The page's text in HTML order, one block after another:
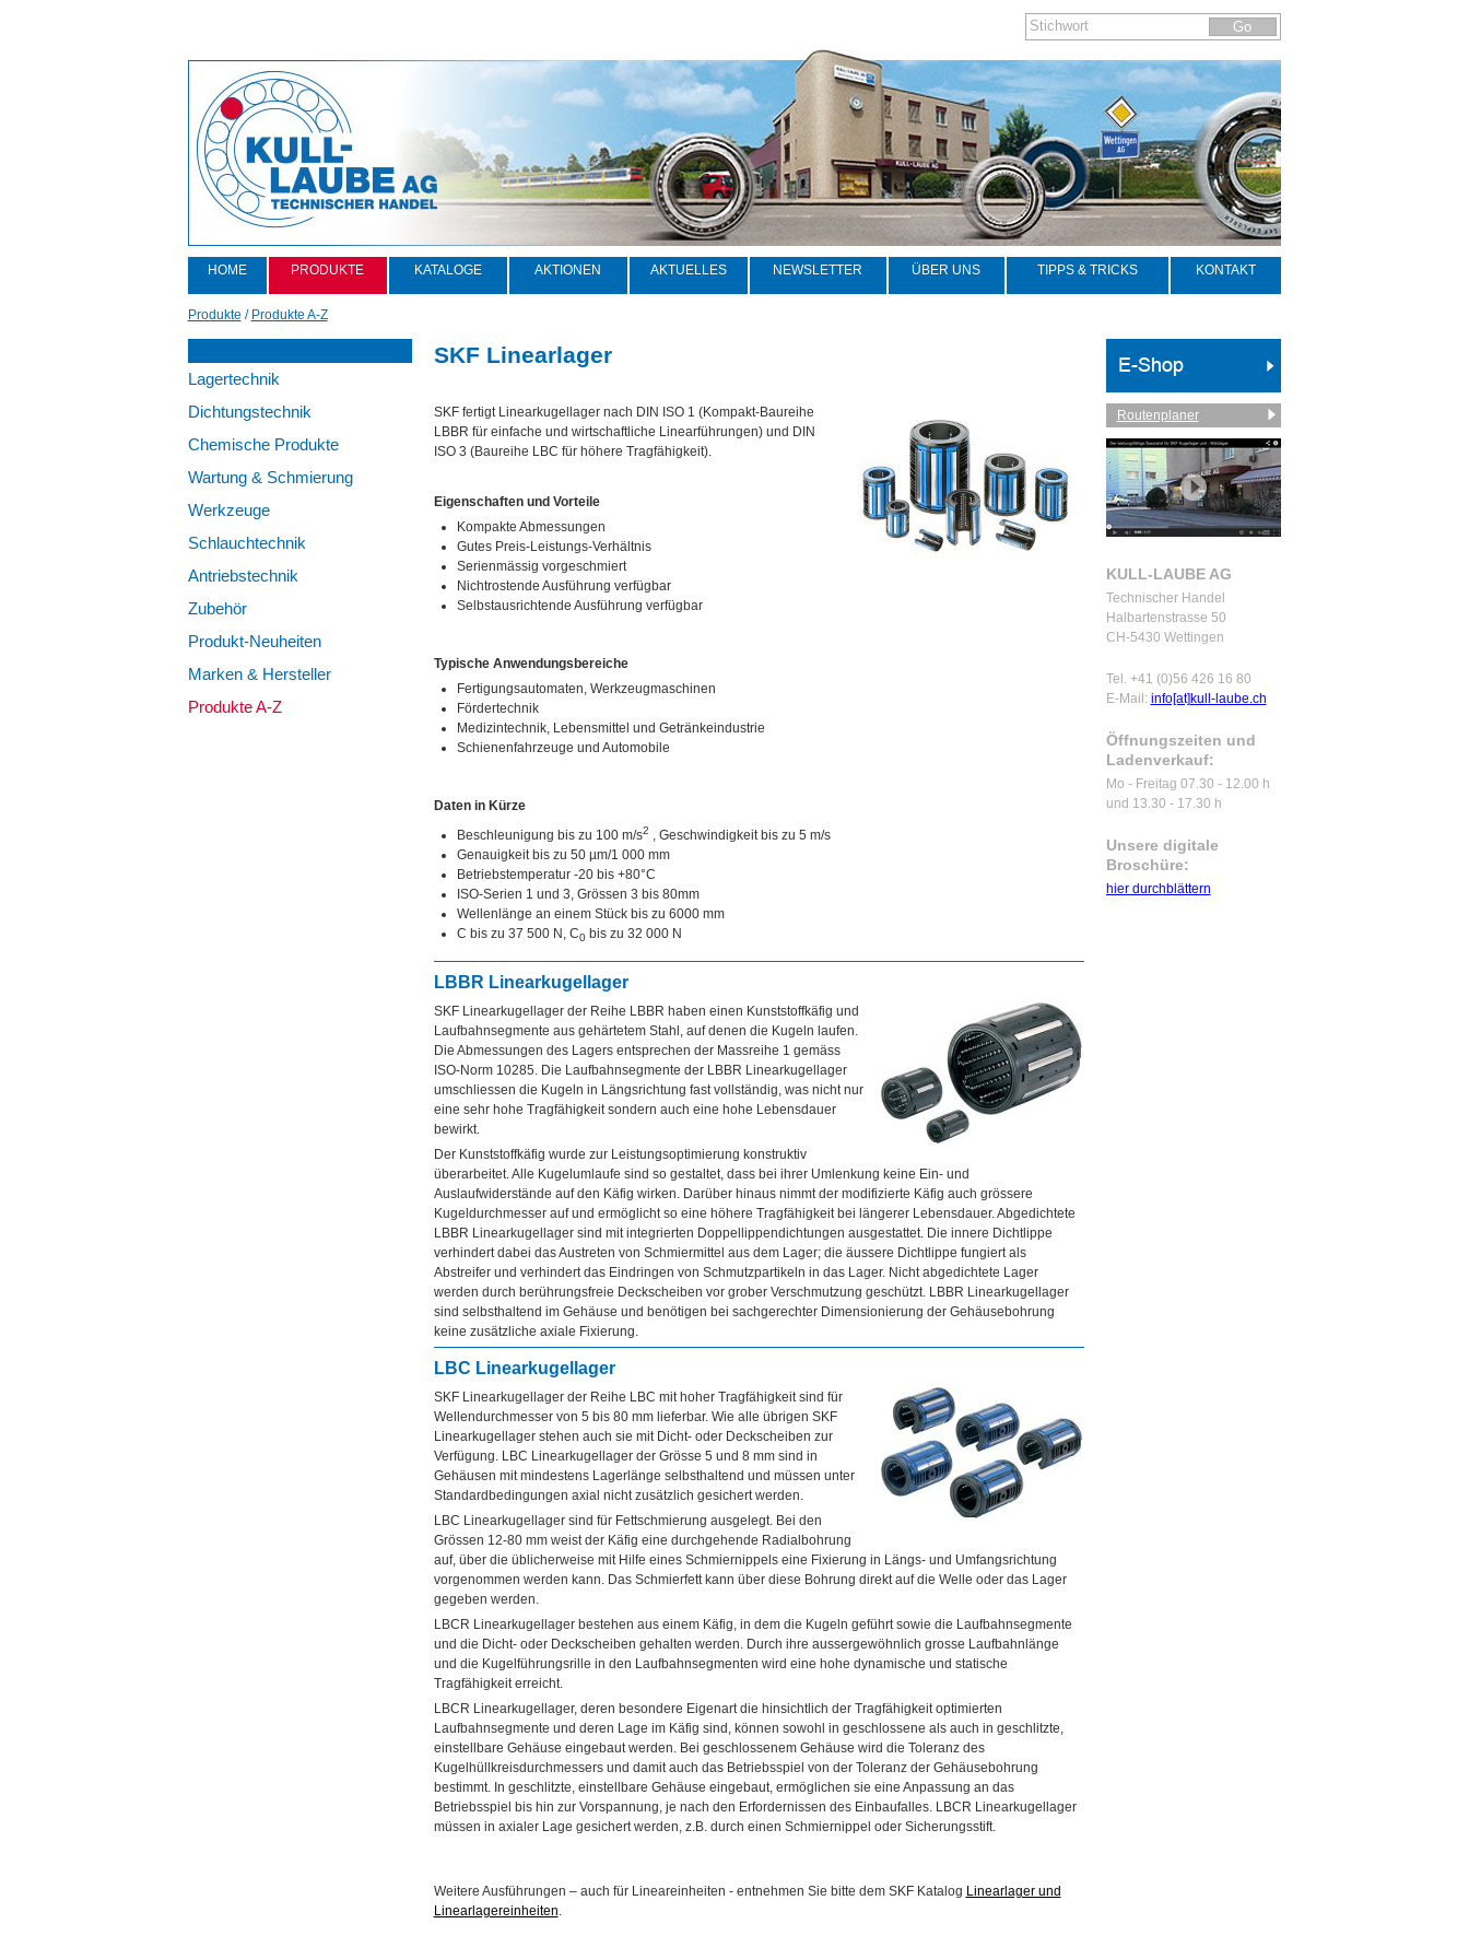
HOME PRODUKTE KATALOGE AKTIONEN AKTUELLES NEWSLETTER ÜBER UNS TIPPS & TRICKS KONTAKT
Produkte / Produkte A-Z
Lagertechnik
Dichtungstechnik
Chemische Produkte
Wartung & Schmierung
Werkzeuge
Schlauchtechnik
Antriebstechnik
Zubehör
Produkt-Neuheiten
Marken & Hersteller
Produkte A-Z
Routenplaner
KULL-LAUBE AG
Technischer Handel
Halbartenstrasse 50
CH-5430 Wettingen
Tel. +41 (0)56 426 16 80
E-Mail: info[at]kull-laube.ch
Öffnungszeiten und
Ladenverkauf:
Mo - Freitag 07.30 - 12.00 h
und 13.30 - 17.30 h
Unsere digitale
Broschüre:
hier durchblättern
SKF Linearlager
SKF fertigt Linearkugellager nach DIN ISO 1 (Kompakt-Baureihe
LBBR für einfache und wirtschaftliche Linearführungen) und DIN
ISO 3 (Baureihe LBC für höhere Tragfähigkeit).
Eigenschaften und Vorteile
Kompakte Abmessungen
Gutes Preis-Leistungs-Verhältnis
Serienmässig vorgeschmiert
Nichtrostende Ausführung verfügbar
Selbstausrichtende Ausführung verfügbar
Typische Anwendungsbereiche
Fertigungsautomaten, Werkzeugmaschinen
Fördertechnik
Medizintechnik, Lebensmittel und Getränkeindustrie
Schienenfahrzeuge und Automobile
Daten in Kürze
Beschleunigung bis zu 100 m/s2 , Geschwindigkeit bis zu 5 m/s
Genauigkeit bis zu 50 µm/1 000 mm
Betriebstemperatur -20 bis +80°C
ISO-Serien 1 und 3, Grössen 3 bis 80mm
Wellenlänge an einem Stück bis zu 6000 mm
C bis zu 37 500 N, C0 bis zu 32 000 N
LBBR Linearkugellager
SKF Linearkugellager der Reihe LBBR haben einen Kunststoffkäfig und
Laufbahnsegmente aus gehärtetem Stahl, auf denen die Kugeln laufen.
Die Abmessungen des Lagers entsprechen der Massreihe 1 gemäss
ISO-Norm 10285. Die Laufbahnsegmente der LBBR Linearkugellager
umschliessen die Kugeln in Längsrichtung fast vollständig, was nicht nur
eine sehr hohe Tragfähigkeit sondern auch eine hohe Lebensdauer
bewirkt.
Der Kunststoffkäfig wurde zur Leistungsoptimierung konstruktiv
überarbeitet. Alle Kugelumlaufe sind so gestaltet, dass bei ihrer Umlenkung keine Ein- und
Auslaufwiderstände auf den Käfig wirken. Darüber hinaus nimmt der modifizierte Käfig auch grössere
Kugeldurchmesser auf und ermöglicht so eine höhere Tragfähigkeit bei längerer Lebensdauer. Abgedichtete
LBBR Linearkugellager sind mit integrierten Doppellippendichtungen ausgestattet. Die innere Dichtlippe
verhindert dabei das Austreten von Schmiermittel aus dem Lager; die äussere Dichtlippe fungiert als
Abstreifer und verhindert das Eindringen von Schmutzpartikeln in das Lager. Nicht abgedichtete Lager
werden durch berührungsfreie Deckscheiben vor grober Verschmutzung geschützt. LBBR Linearkugellager
sind selbsthaltend im Gehäuse und benötigen bei sachgerechter Dimensionierung der Gehäusebohrung
keine zusätzliche axiale Fixierung.
LBC Linearkugellager
SKF Linearkugellager der Reihe LBC mit hoher Tragfähigkeit sind für
Wellendurchmesser von 5 bis 80 mm lieferbar. Wie alle übrigen SKF
Linearkugellager stehen auch sie mit Dicht- oder Deckscheiben zur
Verfügung. LBC Linearkugellager der Grösse 5 und 8 mm sind in
Gehäusen mit mindestens Lagerlänge selbsthaltend und müssen unter
Standardbedingungen axial nicht zusätzlich gesichert werden.
LBC Linearkugellager sind für Fettschmierung ausgelegt. Bei den
Grössen 12-80 mm weist der Käfig eine durchgehende Radialbohrung
auf, über die üblicherweise mit Hilfe eines Schmiernippels eine Fixierung in Längs- und Umfangsrichtung
vorgenommen werden kann. Das Schmierfett kann über diese Bohrung direkt auf die Welle oder das Lager
gegeben werden.
LBCR Linearkugellager bestehen aus einem Käfig, in dem die Kugeln geführt sowie die Laufbahnsegmente
und die Dicht- oder Deckscheiben gehalten werden. Durch ihre aussergewöhnlich grosse Laufbahnlänge
und die Kugelführungsrille in den Laufbahnsegmenten wird eine hohe dynamische und statische
Tragfähigkeit erreicht.
LBCR Linearkugellager, deren besondere Eigenart die hinsichtlich der Tragfähigkeit optimierten
Laufbahnsegmente und deren Lage im Käfig sind, können sowohl in geschlossene als auch in geschlitzte,
einstellbare Gehäuse eingebaut werden. Bei geschlossenem Gehäuse wird die Toleranz des
Kugelhüllkreisdurchmessers und damit auch das Betriebsspiel von der Toleranz der Gehäusebohrung
bestimmt. In geschlitzte, einstellbare Gehäuse eingebaut, ermöglichen sie eine Anpassung an das
Betriebsspiel bis hin zur Vorspannung, je nach den Erfordernissen des Einbaufalles. LBCR Linearkugellager
müssen in axialer Lage gesichert werden, z.B. durch einen Schmiernippel oder Sicherungsstift.
Weitere Ausführungen – auch für Lineareinheiten - entnehmen Sie bitte dem SKF Katalog Linearlager und
Linearlagereinheiten.